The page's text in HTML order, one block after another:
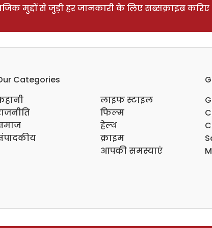
मुद्दों से जुड़ी हर जानकारी के लिए सब्सक्राइब करिए
Categories
लाइफ स्टाइल
फिल्म
हेल्थ
क्राइम
आपकी समस्याएं